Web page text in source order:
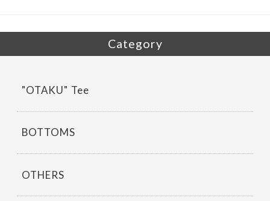
o
k
Category
"OTAKU" Tee
BOTTOMS
OTHERS